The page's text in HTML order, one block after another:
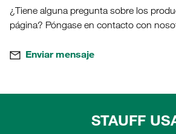
¿Tiene alguna pregunta sobre los
página? Póngase en contacto con
Enviar mensaje
STAUFF